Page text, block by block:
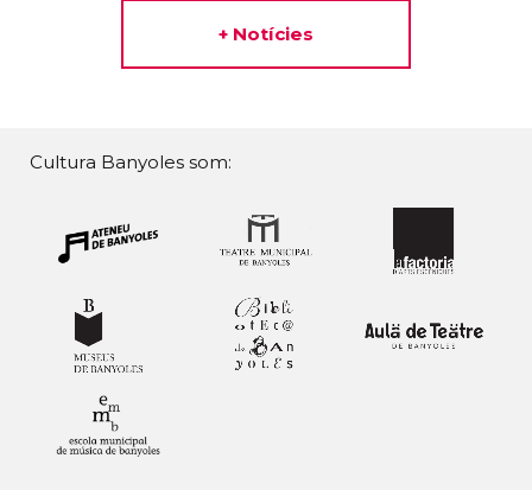
+ Notícies
Cultura Banyoles som: